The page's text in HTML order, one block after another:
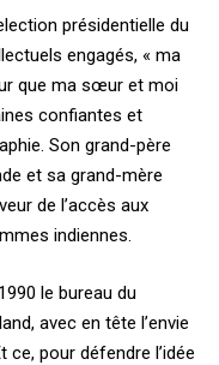
présidentielle du
engagés, « ma
que ma sœur et moi
confiantes et
Son grand-père
et sa grand-mère
de l’accès aux
indiennes.
le bureau du
avec en tête l’envie
ce, pour défendre l’idée